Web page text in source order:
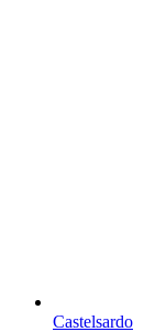
Castelsardo